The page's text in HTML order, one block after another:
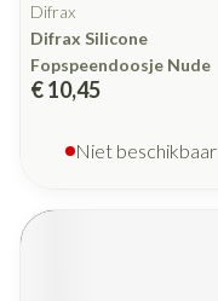
Difrax
Difrax Silicone
Fopspeendoosje Nude
€ 10,45
Niet beschikbaar